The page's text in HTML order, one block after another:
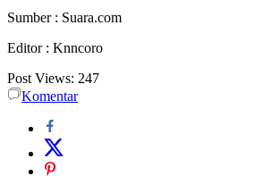
Sumber : Suara.com
Editor : Knncoro
Post Views: 247
Komentar